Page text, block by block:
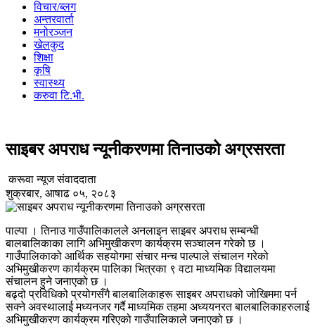
विचार/ब्लग
अन्तरवार्ता
मनोरञ्जन
खेलकुद
शिक्षा
कृषि
स्वास्थ्य
करुवा टि.भी.
साइबर अपराध न्यूनीकरणमा तिनाउको अग्रसरता
करूवा न्यूज संवाददाता
शुक्रबार, आषाढ ०५, २०८३
पाल्पा । तिनाउ गाउँपालिकालले अनलाइन साइबर अपराध सम्बन्धी
बालबालिकाका लागि अभिमुखीकरण कार्यक्रम सञ्चालन गरेको छ ।
गाउँपालिकाको आर्थिक सहयोगमा संचार मन्च पाल्पाले संचालन गरेको
अभिमुखीकरण कार्यक्रम पालिका भित्रका ९ वटा माध्यमिक विद्यालयमा
संचालन हुने जनाएको छ ।
बढ्दो प्रविधिको प्रयोगसँगै बालबालिकाहरू साइबर अपराधको जोखिममा पर्न
सक्ने अवस्थालाई मध्यनजर गर्दै माध्यमिक तहमा अध्ययनरत बालबालिकाहरुलाई
अभिमुखीकरण कार्यक्रम गरिएको गाउँपालिकाले जनाएको छ ।